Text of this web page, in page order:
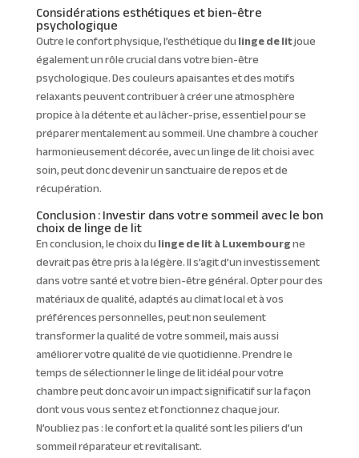
Considérations esthétiques et bien-être
psychologique
Outre le confort physique, l’esthétique dulinge de litjoue
également un rôle crucial dans votre bien-être
psychologique. Des couleurs apaisantes et des motifs
relaxants peuvent contribuer à créer une atmosphère
propice à la détente et au lâcher-prise, essentiel pour se
préparer mentalement au sommeil. Une chambre à coucher
harmonieusement décorée, avec un linge de lit choisi avec
soin, peut donc devenir un sanctuaire de repos et de
récupération.
Conclusion : Investir dans votre sommeil avec le bon
choix de linge de lit
En conclusion, le choix dulinge de lit à Luxembourgne
devrait pas être pris à la légère. Il s’agit d’un investissement
dans votre santé et votre bien-être général. Opter pour des
matériaux de qualité, adaptés au climat local et à vos
préférences personnelles, peut non seulement
transformer la qualité de votre sommeil, mais aussi
améliorer votre qualité de vie quotidienne. Prendre le
temps de sélectionner le linge de lit idéal pour votre
chambre peut donc avoir un impact significatif sur la façon
dont vous vous sentez et fonctionnez chaque jour.
N’oubliez pas : le confort et la qualité sont les piliers d’un
sommeil réparateur et revitalisant.